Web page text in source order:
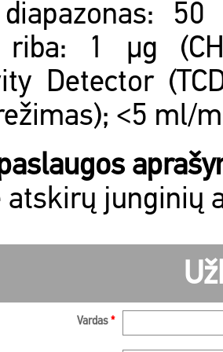
1 μg
Detector
<5 ml/
atskirų junginių
Vardas *